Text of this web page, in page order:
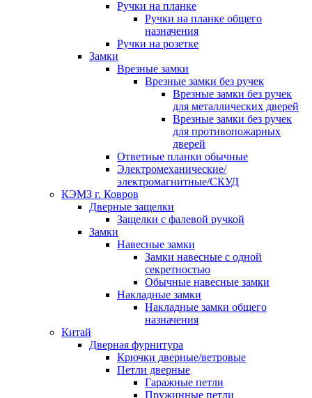
Ручки на планке
Ручки на планке общего
назначения
Ручки на розетке
Замки
Врезные замки
Врезные замки без ручек
Врезные замки без ручек
для металлических дверей
Врезные замки без ручек
для противопожарных
дверей
Ответные планки обычные
Электромеханические/
электромагнитные/СКУД
КЭМЗ г. Ковров
Дверные защелки
Защелки с фалевой ручкой
Замки
Навесные замки
Замки навесные с одной
секретностью
Обычные навесные замки
Накладные замки
Накладные замки общего
назначения
Китай
Дверная фурнитура
Крючки дверные/ветровые
Петли дверные
Гаражные петли
Пружинные петли